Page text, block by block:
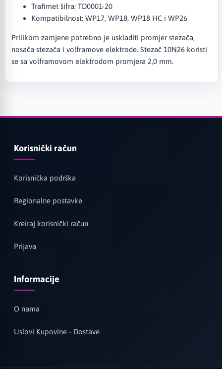
Trafimet šifra: TD0001-20
Kompatibilnost: WP17, WP18, WP18 HC i WP26
Prilikom zamjene potrebno je uskladiti promjer stezača,
nosača stezača i volframove elektrode. Stezač 10N26 koristi
se sa volframovom elektrodom promjera 2,0 mm.
Korisnički račun
Korisnička podrška
Regionalne postavke
Kreiraj korisnički račun
Prijava
Informacije
O nama
Uslovi Kupovine - Dostave